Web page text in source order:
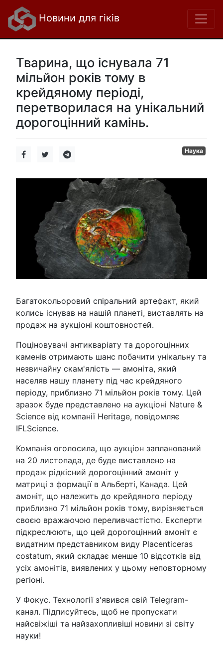
Новини для гіків
Тварина, що існувала 71
мільйон років тому в
крейдяному періоді,
перетворилася на унікальний
дорогоцінний камінь.
Наука
Багатокольоровий спіральний артефакт, який
колись існував на нашій планеті, виставлять на
продаж на аукціоні коштовностей.
Поціновувачі антикваріату та дорогоцінних
каменів отримають шанс побачити унікальну та
незвичайну скам'ялість — амоніта, який
населяв нашу планету під час крейдяного
періоду, приблизно 71 мільйон років тому. Цей
зразок буде представлено на аукціоні Nature &
Science від компанії Heritage, повідомляє
IFLScience.
Компанія оголосила, що аукціон запланований
на 20 листопада, де буде виставлено на
продаж рідкісний дорогоцінний амоніт у
матриці з формації в Альберті, Канада. Цей
амоніт, що належить до крейдяного періоду
приблизно 71 мільйон років тому, вирізняється
своєю вражаючою переливчастістю. Експерти
підкреслюють, що цей дорогоцінний амоніт є
видатним представником виду Placenticeras
costatum, який складає менше 10 відсотків від
усіх амонітів, виявлених у цьому неповторному
регіоні.
У Фокус. Технології з'явився свій Telegram-
канал. Підписуйтесь, щоб не пропускати
найсвіжіші та найзахопливіші новини зі світу
науки!